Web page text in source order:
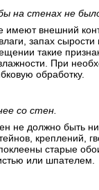
на стенах не
имеют внешний
запах
такие
При
обработку.
со стен.
не должно быть
креплений,
старые
или шпателем.